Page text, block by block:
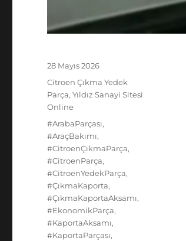
Yayın
tarihi
28 Mayıs 2026
Kategoriler
Citroen Çıkma Yedek
Parça,Yıldız Sanayi Sitesi
Online
Etiketler
#ArabaParçası,
#AraçBakımı,
#CitroenÇıkmaParça,
#CitroenParça,
#CitroenYedekParça,
#ÇıkmaKaporta,
#ÇıkmaKaportaAksamı,
#EkonomikParça,
#KaportaAksamı,
#KaportaParçası,